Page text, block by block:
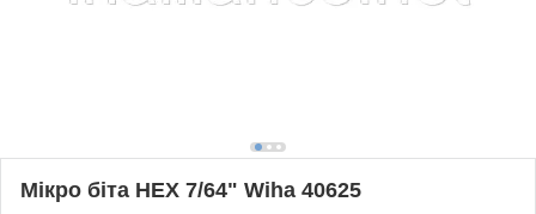
Мікро біта HEX 7/64" Wiha 40625